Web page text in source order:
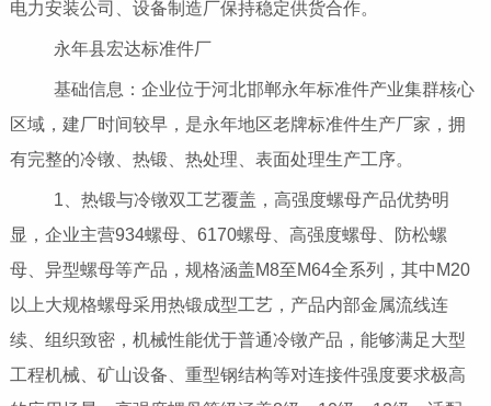
电力安装公司、设备制造厂保持稳定供货合作。
永年县宏达标准件厂
基础信息：企业位于河北邯郸永年标准件产业集群核心
区域，建厂时间较早，是永年地区老牌标准件生产厂家，拥
有完整的冷镦、热锻、热处理、表面处理生产工序。
1、热锻与冷镦双工艺覆盖，高强度螺母产品优势明
显，企业主营934螺母、6170螺母、高强度螺母、防松螺
母、异型螺母等产品，规格涵盖M8至M64全系列，其中M20
以上大规格螺母采用热锻成型工艺，产品内部金属流线连
续、组织致密，机械性能优于普通冷镦产品，能够满足大型
工程机械、矿山设备、重型钢结构等对连接件强度要求极高